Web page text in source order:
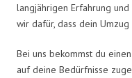
langjährigen Erfahrung
wir dafür, dass dein
Bei uns bekommst du
auf deine Bedürfnisse